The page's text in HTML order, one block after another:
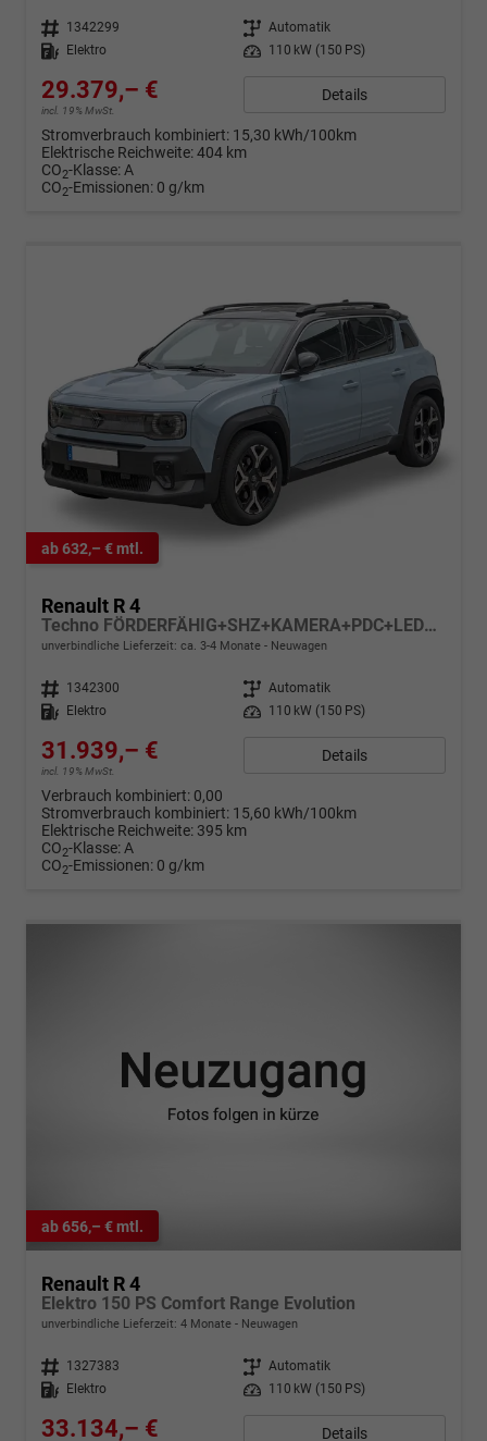
Fahrzeugnr. 1342299 Getriebe Automatik
Kraftstoff
Elektro Leistung 110 kW (150 PS)
29.379,– €
incl. 19% MwSt.
Details
Stromverbrauch kombiniert: 15,30 kWh/100km
Elektrische Reichweite:404 km
CO2-Klasse:A
CO2-Emissionen: 0 g/km
ab 632,– € mtl.
Renault R 4
Techno FÖRDERFÄHIG+SHZ+KAMERA+PDC+LED+18 LM
unverbindliche Lieferzeit: ca. 3-4 Monate Neuwagen
Fahrzeugnr. 1342300 Getriebe Automatik
Kraftstoff
Elektro Leistung 110 kW (150 PS)
31.939,– €
incl. 19% MwSt.
Details
Verbrauch kombiniert: 0,00
Stromverbrauch kombiniert: 15,60 kWh/100km
Elektrische Reichweite: 395 km
CO2-Klasse:A
CO2-Emissionen: 0 g/km
ab 656,– € mtl.
Renault R 4
Elektro 150 PS Comfort Range Evolution
unverbindliche Lieferzeit: 4 Monate Neuwagen
Fahrzeugnr. 1327383 Getriebe Automatik
Kraftstoff
Elektro Leistung 110 kW (150 PS)
33.134,– € Details